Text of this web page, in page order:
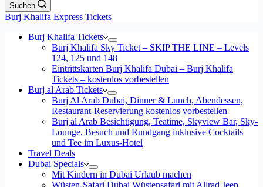
Suchen
Burj Khalifa Express Tickets
Burj Khalifa Tickets
Burj Khalifa Sky Ticket – SKIP THE LINE – Levels
124, 125 und 148
Eintrittskarten Burj Khalifa Dubai – Burj Khalifa
Tickets – kostenlos vorbestellen
Burj al Arab Tickets
Burj Al Arab Dubai, Dinner & Lunch, Abendessen,
Restaurant-Reservierung kostenlos vorbestellen
Burj al Arab Besichtigung, Teatime, Skyview Bar, Sky-
Lounge, Besuch und Rundgang inklusive Cocktails
und Tee im Luxus-Hotel
Travel Deals
Dubai Specials
Mit Kindern in Dubai Urlaub machen
Wüsten-Safari Dubai Wüstensafari mit Allrad Jeep